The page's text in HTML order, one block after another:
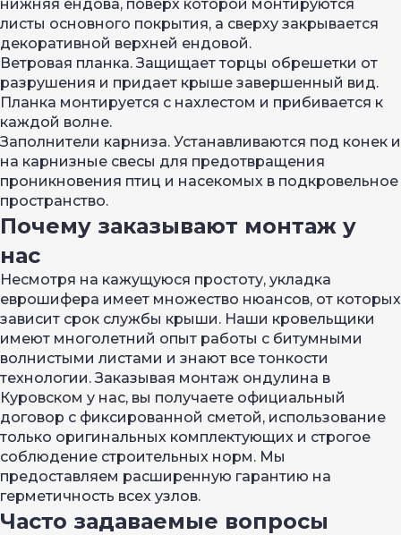
нижняя ендова, поверх которой монтируются
листы основного покрытия, а сверху закрывается
декоративной верхней ендовой.
Ветровая планка. Защищает торцы обрешетки от
разрушения и придает крыше завершенный вид.
Планка монтируется с нахлестом и прибивается к
каждой волне.
Заполнители карниза. Устанавливаются под конек и
на карнизные свесы для предотвращения
проникновения птиц и насекомых в подкровельное
пространство.
Почему заказывают монтаж у
нас
Несмотря на кажущуюся простоту, укладка
еврошифера имеет множество нюансов, от которых
зависит срок службы крыши. Наши кровельщики
имеют многолетний опыт работы с битумными
волнистыми листами и знают все тонкости
технологии. Заказывая монтаж ондулина в
Куровском у нас, вы получаете официальный
договор с фиксированной сметой, использование
только оригинальных комплектующих и строгое
соблюдение строительных норм. Мы
предоставляем расширенную гарантию на
герметичность всех узлов.
Часто задаваемые вопросы